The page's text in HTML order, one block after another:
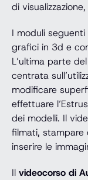
di
I moduli
grafici in 3d e
L’ultima parte
centrata
modificare
effettuare
dei modelli. Il
filmati, stampare
inserire le
Il videocorso di